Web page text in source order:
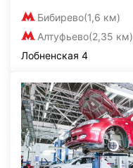
Бибирево(1,6 км)
Алтуфьево(2,35 км)
Лобненская 4